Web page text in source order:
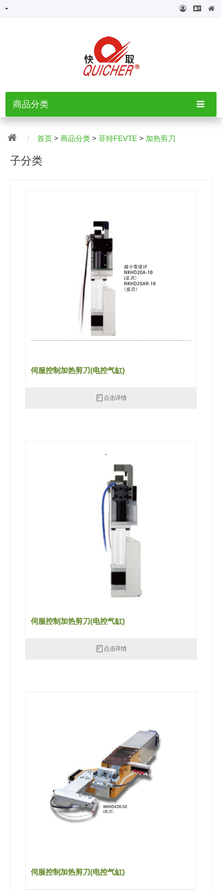
商品分类
首页 > 商品分类 > 菲特FEVTE > 加热剪刀
子分类
伺服控制加热剪刀(电控气缸)
点击详情
伺服控制加热剪刀(电控气缸)
点击详情
伺服控制加热剪刀(电控气缸)